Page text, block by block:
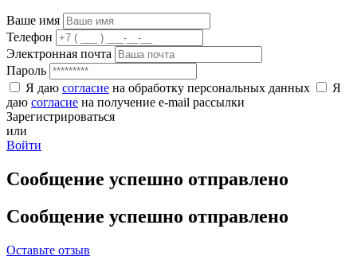
Ваше имя
Телефон
Электронная почта
Пароль
Я даю согласие на обработку персональных данных
Я
даю согласие на получение e-mail рассылки
Зарегистрироваться
или
Войти
Сообщение успешно отправлено
Сообщение успешно отправлено
Оставьте отзыв